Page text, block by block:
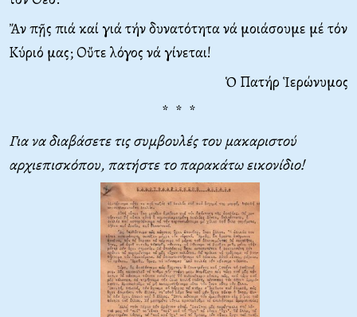
Ἄν πῇς πιά καί γιά τήν δυνατότητα νά μοιάσουμε μέ τόν
Κύριό μας; Οὔτε λόγος νά γίνεται!
Ὁ Πατήρ Ἱερώνυμος
* * *
Για να διαβάσετε τις συμβουλές του μακαριστού
αρχιεπισκόπου, πατήστε το παρακάτω εικονίδιο!